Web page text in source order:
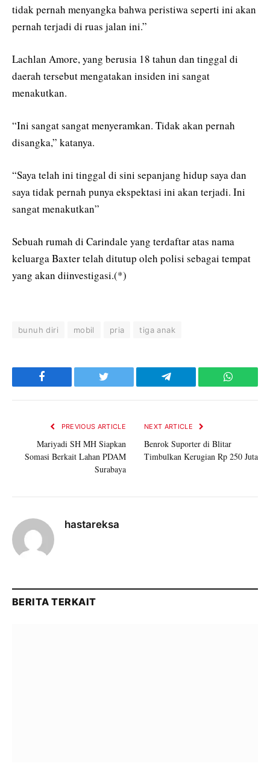
tidak pernah menyangka bahwa peristiwa seperti ini akan
pernah terjadi di ruas jalan ini.”
Lachlan Amore, yang berusia 18 tahun dan tinggal di
daerah tersebut mengatakan insiden ini sangat
menakutkan.
“Ini sangat sangat menyeramkan. Tidak akan pernah
disangka,” katanya.
“Saya telah ini tinggal di sini sepanjang hidup saya dan
saya tidak pernah punya ekspektasi ini akan terjadi. Ini
sangat menakutkan”
Sebuah rumah di Carindale yang terdaftar atas nama
keluarga Baxter telah ditutup oleh polisi sebagai tempat
yang akan diinvestigasi.(*)
bunuh diri mobil pria tiga anak
Facebook Twitter Telegram
PREVIOUS ARTICLE
Mariyadi SH MH Siapkan
Somasi Berkait Lahan PDAM
Surabaya
NEXT ARTICLE
Benrok Suporter di Blitar
Timbulkan Kerugian Rp 250 Juta
hastareksa
BERITA TERKAIT